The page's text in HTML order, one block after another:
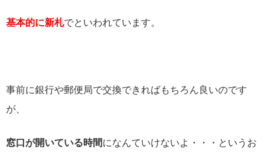
基本的に新札でといわれています。
事前に銀行や郵便局で交換できればもちろん良いのです
が、
窓口が開いている時間になんていけないよ・・・というお